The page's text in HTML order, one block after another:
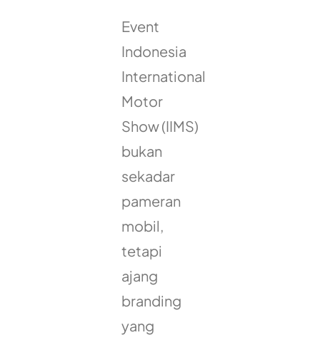
Event
Indonesia
International
Motor
Show (IIMS)
bukan
sekadar
pameran
mobil,
tetapi
ajang
branding
yang